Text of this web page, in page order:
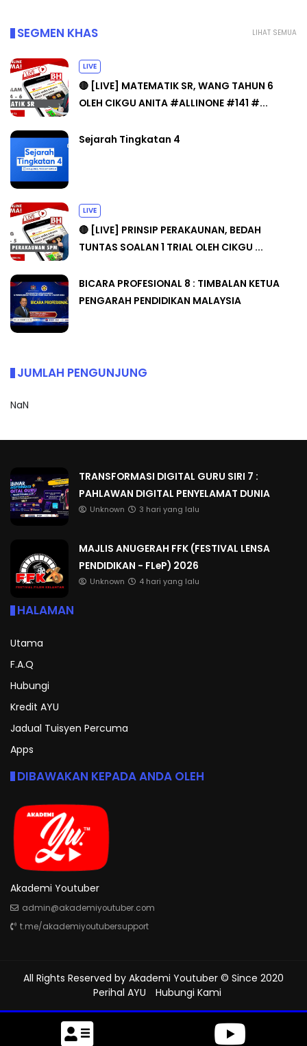
LIHAT SEMUA
SEGMEN KHAS
LIVE
🔴 [LIVE] MATEMATIK SR, WANG TAHUN 6
OLEH CIKGU ANITA #ALLINONE #141 #...
Sejarah Tingkatan 4
LIVE
🔴 [LIVE] PRINSIP PERAKAUNAN, BEDAH
TUNTAS SOALAN 1 TRIAL OLEH CIKGU ...
BICARA PROFESIONAL 8 : TIMBALAN KETUA
PENGARAH PENDIDIKAN MALAYSIA
JUMLAH PENGUNJUNG
NaN
TRANSFORMASI DIGITAL GURU SIRI 7 :
PAHLAWAN DIGITAL PENYELAMAT DUNIA
Unknown 3 hari yang lalu
MAJLIS ANUGERAH FFK (FESTIVAL LENSA
PENDIDIKAN - FLeP) 2026
Unknown 4 hari yang lalu
HALAMAN
Utama
F.A.Q
Hubungi
Kredit AYU
Jadual Tuisyen Percuma
Apps
DIBAWAKAN KEPADA ANDA OLEH
Akademi Youtuber
admin@akademiyoutuber.com
t.me/akademiyoutubersupport
All Rights Reserved by Akademi Youtuber © Since 2020
Perihal AYU
Hubungi Kami